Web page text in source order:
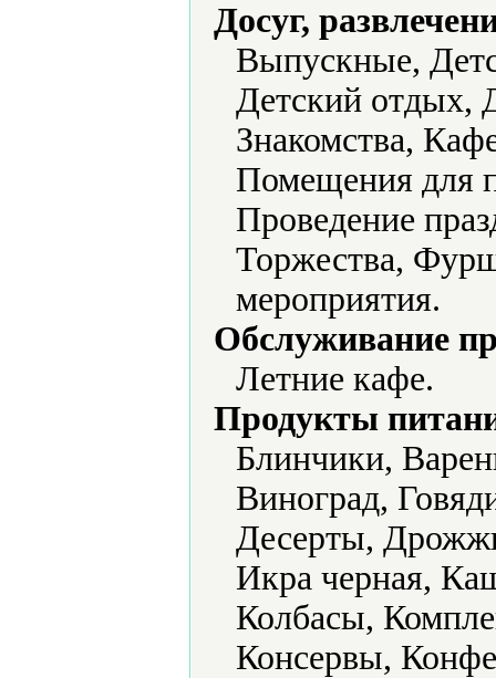
Досуг,
Выпускные,
Детский отдых,
Знакомства,
Помещения для
Проведение
Торжества,
мероприятия.
Обслуживание
Летние кафе.
Продукты
Блинчики,
Виноград,
Десерты,
Икра черная,
Колбасы,
Консервы,